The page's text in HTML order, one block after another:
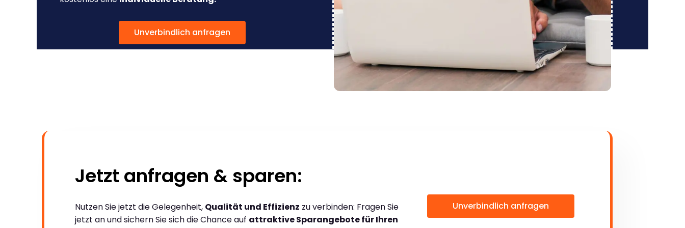
Unverbindlich anfragen
Jetzt anfragen & sparen:
Nutzen Sie jetzt die Gelegenheit, Qualität und Effizienz zu verbinden: Fragen Sie
jetzt an und sichern Sie sich die Chance auf attraktive Sparangebote für Ihren
Unverbindlich anfragen